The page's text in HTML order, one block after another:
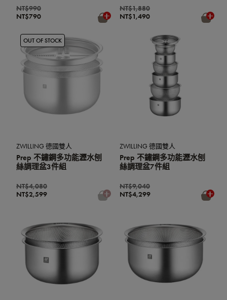
NT$790
NT$990
NT$1,490
NT$1,880
OUT OF STOCK
ZWILLING 德國雙人
Prep 不鏽鋼多功能瀝水刨
絲調理盆3件組
NT$2,599
NT$4,080
ZWILLING 德國雙人
Prep 不鏽鋼多功能瀝水刨
絲調理盆7件組
NT$4,299
NT$9,040